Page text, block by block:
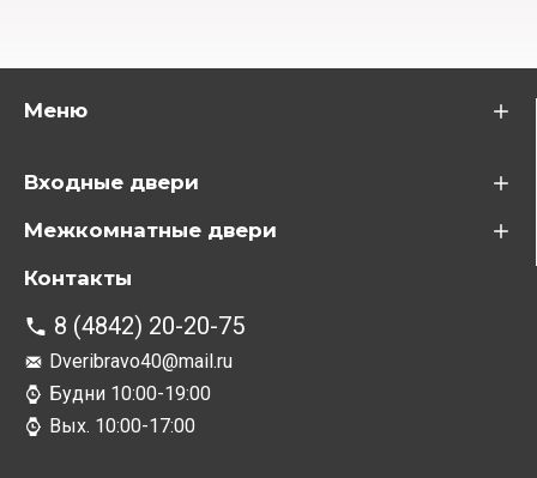
Меню
Входные двери
Межкомнатные двери
Контакты
8 (4842) 20-20-75
Dveribravo40@mail.ru
Будни 10:00-19:00
Вых. 10:00-17:00